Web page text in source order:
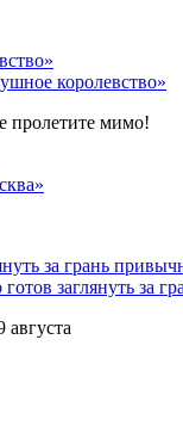
королевство»
пролетите мимо!
заглянуть за